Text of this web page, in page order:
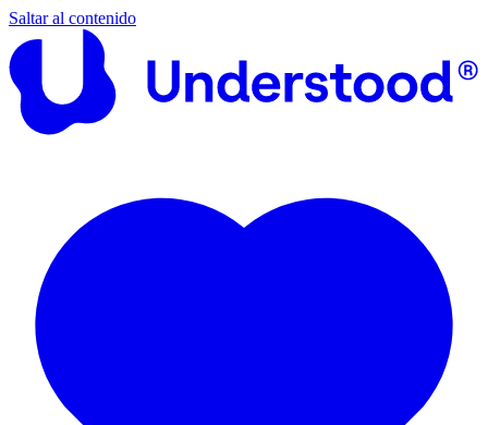
Saltar al contenido